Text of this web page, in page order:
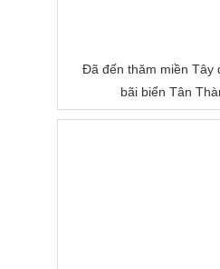
Đã đến thăm miền Tây
bãi biển Tân